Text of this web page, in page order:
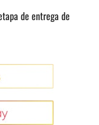
de entrega de